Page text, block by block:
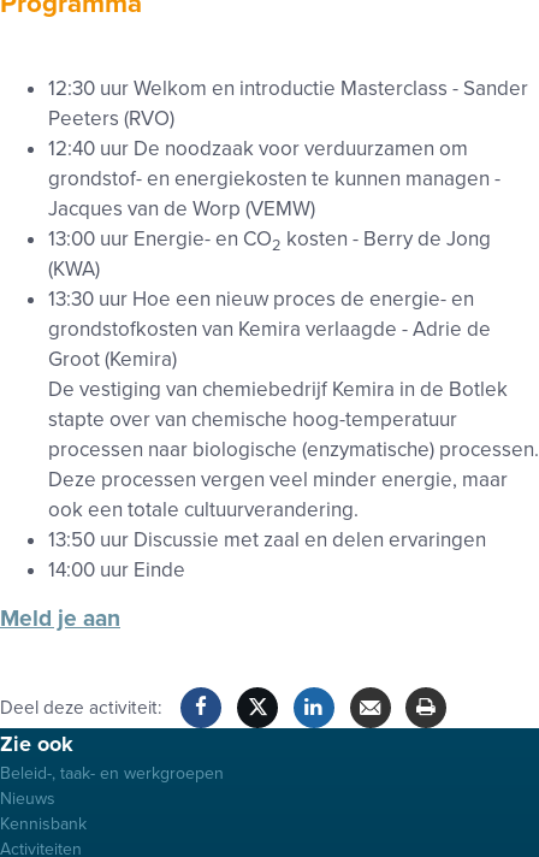
12:30 uur Welkom en introductie Masterclass - Sander
Peeters (RVO)
12:40 uur De noodzaak voor verduurzamen om
grondstof- en energiekosten te kunnen managen -
Jacques van de Worp (VEMW)
13:00 uur Energie- en CO2 kosten - Berry de Jong
(KWA)
13:30 uur Hoe een nieuw proces de energie- en
grondstofkosten van Kemira verlaagde - Adrie de
Groot (Kemira)
De vestiging van chemiebedrijf Kemira in de Botlek
stapte over van chemische hoog-temperatuur
processen naar biologische (enzymatische) processen.
Deze processen vergen veel minder energie, maar
ook een totale cultuurverandering.
13:50 uur Discussie met zaal en delen ervaringen
14:00 uur Einde
Meld je aan
Deel deze activiteit:
Footer
menu
Zie ook
Beleid-, taak- en werkgroepen
Nieuws
Kennisbank
Activiteiten